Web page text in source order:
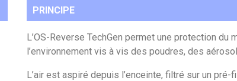
PRINCIPE
L’OS-Reverse TechGen permet une protection du
l’environnement vis à vis des poudres, des
L’air est aspiré depuis l’enceinte, filtré sur un pré-